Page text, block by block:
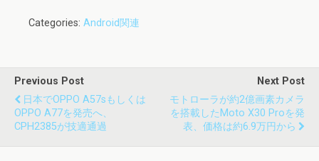
Categories: Android関連
Previous Post
日本でOPPO A57sもしくは
OPPO A77を発売へ、
CPH2385が技適通過
Next Post
モトローラが約2億画素カメラ
を搭載したmoto X30 Proを発
表、価格は約6.9万円から